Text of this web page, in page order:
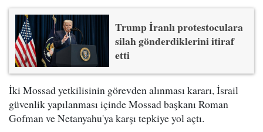
Trump İranlı protestoculara
silah gönderdiklerini itiraf
etti
İki Mossad yetkilisinin görevden alınması kararı, İsrail
güvenlik yapılanması içinde Mossad başkanı Roman
Gofman ve Netanyahu'ya karşı tepkiye yol açtı.